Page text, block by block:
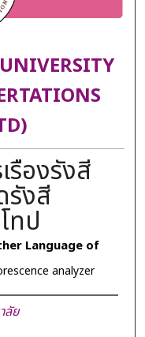
รืองรังสี
รังสี
ทป
Language of
analyzer
ลัย